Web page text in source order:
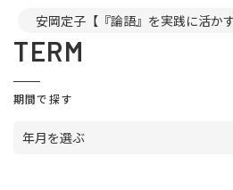
安岡定子【『論語』を実践に活かす
TERM
期間で探す
年月を選ぶ